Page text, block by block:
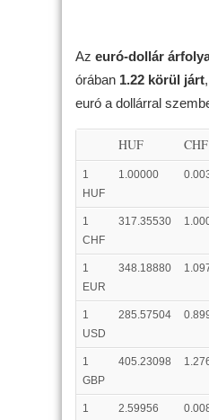
Az euró-dollár
órában 1.22 körül járt
euró a dollárral
HUF CHF
1
HUF
1.00000
1
CHF
317.35530
1
EUR
348.18880
1
USD
285.57504
1
GBP
405.23098
1
2.59956